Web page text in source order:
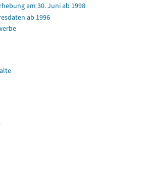
am 30. Juni ab 1998
ab 1996